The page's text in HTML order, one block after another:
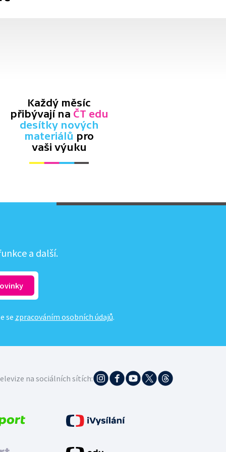
Každý měsíc
přibývají na ČT edu
desítky nových
materiálů pro
vaši výuku
a další.
se zpracováním osobních údajů.